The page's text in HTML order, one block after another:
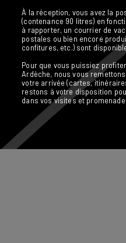
À la réception, vous avez la
(contenance 90 litres) en
à rapporter, un courrier de
postales ou bien encore
confitures, etc.) sont
Pour que vous puissiez
Ardèche, nous vous
votre arrivée (cartes,
restons à votre disposition
dans vos visites et